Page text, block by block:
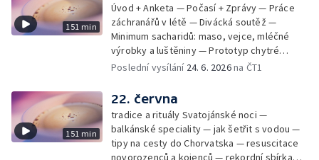
151 min
Úvod + Anketa — Počasí + Zprávy — Práce
záchranářů v létě — Divácká soutěž —
Minimum sacharidů: maso, vejce, mléčné
výrobky a luštěniny — Prototyp chytré
vložky do bot pro běžce — Anketa +
záchranářů v létě — Divácká soutěž —
Minimum sacharidů: maso, vejce, mléčné
výrobky a luštěniny — Jak se udržet v
kondici v létě bez posilovny — Prototyp
chytré vložky do bot pro běžce — Anketa +
Poslední vysílání 24. 6. 2026na ČT1
151 min
22. června
tradice a rituály Svatojánské noci —
balkánské speciality — jak šetřit s vodou —
tipy na cesty do Chorvatska — resuscitace
novorozenců a kojenců — rekordní sbírka